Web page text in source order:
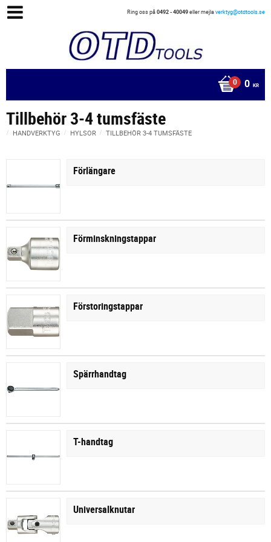
Ring oss på0492 - 40049eller mejlaverktyg@otdtools.se
0 KR
Tillbehör 3-4 tumsfäste
HANDVERKTYG HYLSOR TILLBEHÖR 3-4 TUMSFÄSTE
Förlängare
Förminskningstappar
Förstoringstappar
Spärrhandtag
T-handtag
Universalknutar